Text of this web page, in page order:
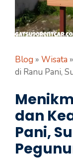
Blog » Wisata »
di Ranu Pani,
dan
Pani,